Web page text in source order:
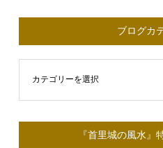
ブログカ
『首里城の風水』